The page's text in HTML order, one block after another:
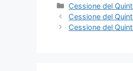
Categorie
Cessione del
Cessione del
Cessione del